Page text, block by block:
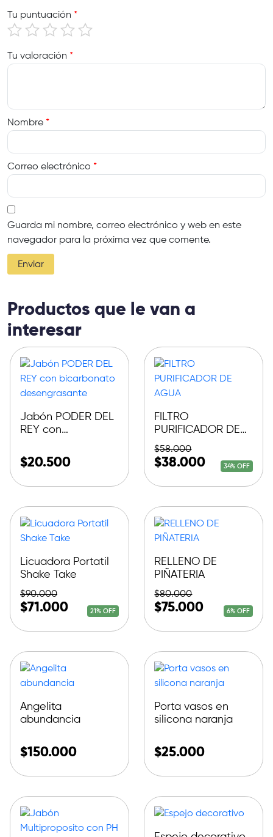
Tu puntuación *
Tu valoración *
Nombre *
Correo electrónico *
Guarda mi nombre, correo electrónico y web en este
navegador para la próxima vez que comente.
Productos que le van a
interesar
Jabón PODER DEL
REY con
desengrasante
$20.500
FILTRO
PURIFICADOR DE
AGUA
$58.000
$38.000 34% OFF
Licuadora Portatil
Shake Take
$90.000
$71.000 21% OFF
RELLENO DE
PIÑATERIA
$80.000
$75.000 6% OFF
Angelita
abundancia
$150.000
Porta vasos en
silicona naranja
$25.000